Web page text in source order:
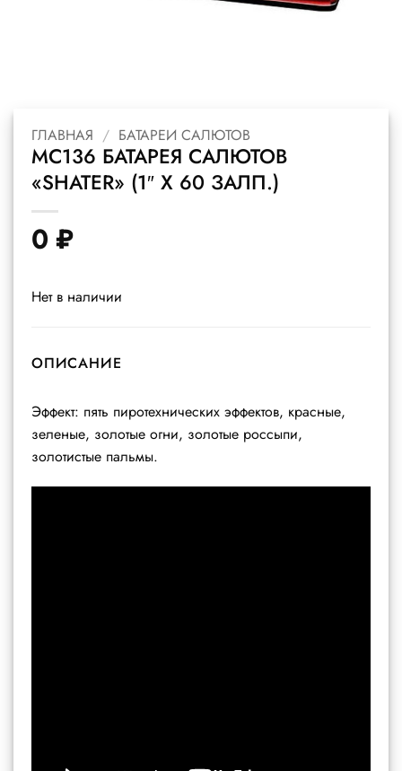
ГЛАВНАЯ / БАТАРЕИ САЛЮТОВ
MC136 БАТАРЕЯ САЛЮТОВ
«SHATER» (1″ Х 60 ЗАЛП.)
0 ₽
Нет в наличии
ОПИСАНИЕ
Эффект: пять пиротехнических эффектов, красные,
зеленые, золотые огни, золотые россыпи,
золотистые пальмы.